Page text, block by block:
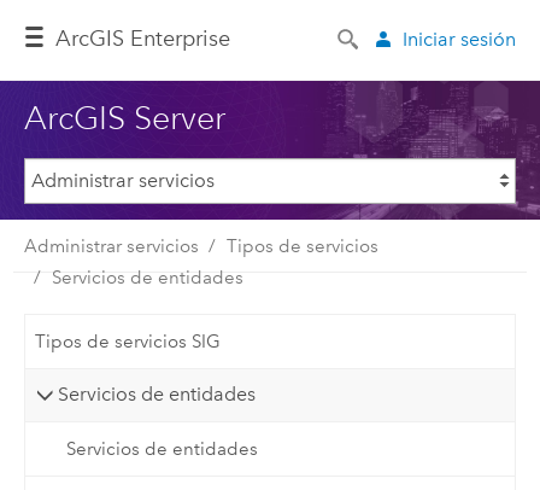
ArcGIS Enterprise Iniciar sesión
ArcGIS Server
Administrar servicios
Tipos de servicios
Servicios de entidades
Tipos de servicios SIG
Servicios de entidades
Servicios de entidades